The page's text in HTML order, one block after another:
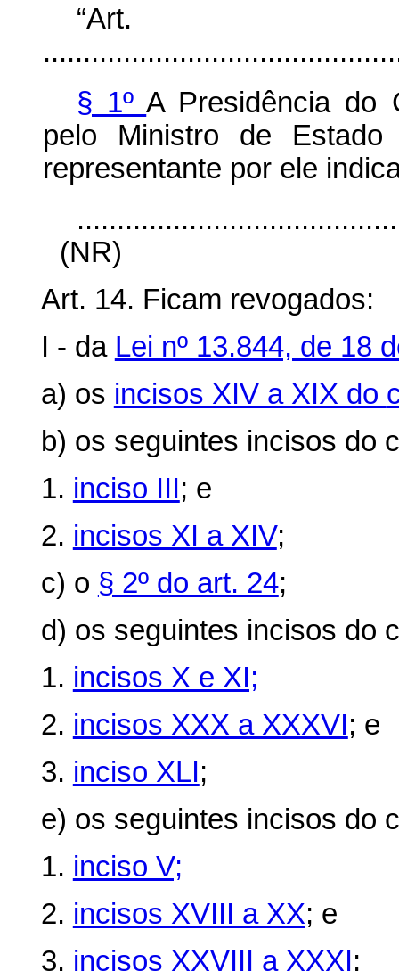
§ 1ºA Presidência do
pelo Ministro de
representante por ele
(NR)
Art. 14. Ficam revogados:
I - da Lei nº 13.844, de 18
a) os incisos XIV a XIX do
b) os seguintes incisos do
1. inciso III; e
2. incisos XI a XIV;
c) o § 2º do art. 24;
d) os seguintes incisos do
1. incisos X e XI;
2. incisos XXX a XXXVI; e
3. inciso XLI;
e) os seguintes incisos do
1. inciso V;
2. incisos XVIII a XX; e
3. incisos XXVIII a XXXI;